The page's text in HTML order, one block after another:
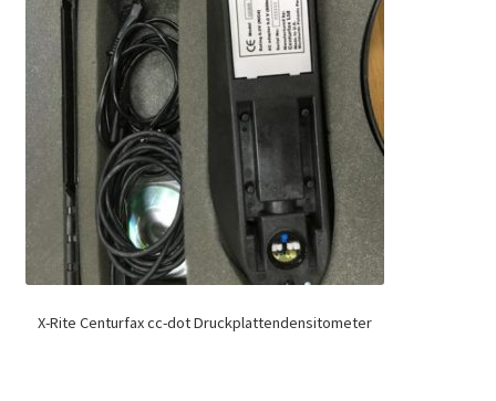
X-Rite Centurfax cc-dot Druckplattendensitometer